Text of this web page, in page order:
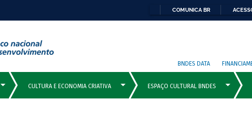
COMUNICA BR
BNDES DATA